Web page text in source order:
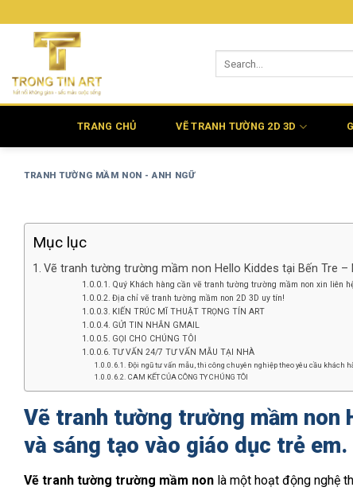
qua
TRANG CHỦ VẼ TRANH TƯỜNG 2D 3D
TRANH TƯỜNG MẦM NON - ANH NGỮ
Mục lục
Vẽ tranh tường trường mầm non Hello Kiddes tại Bến Tre
Quý Khách hàng cần vẽ tranh tường trường mầm non xin liên
Địa chỉ vẽ tranh tường mầm non 2D 3D uy tín!
KIẾN TRÚC MĨ THUẬT TRỌNG TÍN ART
GỬI TIN NHẮN GMAIL
GỌI CHO CHÚNG TÔI
TƯ VẤN 24/7 TƯ VẤN MẪU TẠI NHÀ
Đội ngũ tư vấn mẫu, thi công chuyên nghiệp theo yêu cầu khách
CAM KẾT CỦA CÔNG TY CHÚNG TÔI
Vẽ tranh tường trường mầm non
và sáng tạo vào giáo dục trẻ em.
Vẽ tranh tường trường mầm non là một hoạt động nghệ